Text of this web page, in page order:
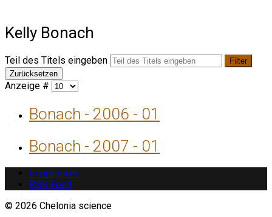
Kelly Bonach
Teil des Titels eingeben
Filter
Zurücksetzen
Anzeige #
Bonach - 2006 - 01
Bonach - 2007 - 01
Impressum
RSS Feed
© 2026 Chelonia science